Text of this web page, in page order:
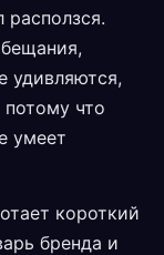
удивляются,
что
умеет
короткий
бренда и